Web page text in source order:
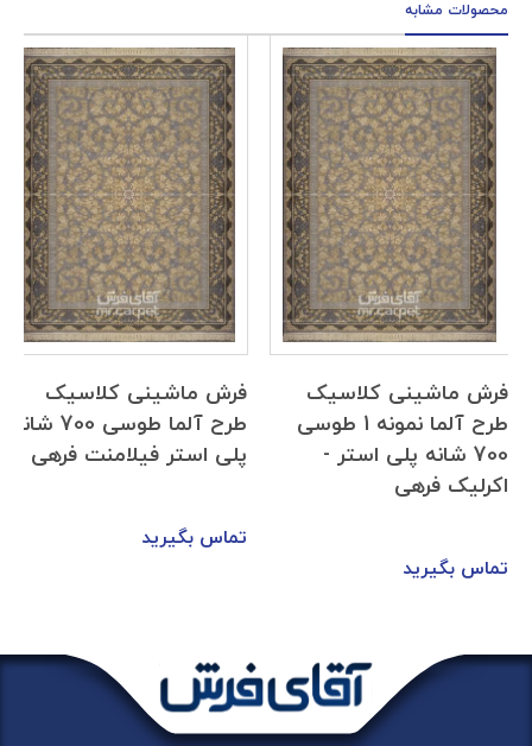
محصولات مشابه
فرش ماشینی کلاسیک
طرح آلما نمونه 1 طوسی
700 شانه پلی استر -
اکرلیک فرهی
تماس بگیرید
فرش ماشینی کلاسیک
طرح آلما طوسی 700 شانه
پلی استر فیلامنت فرهی
تماس بگیرید